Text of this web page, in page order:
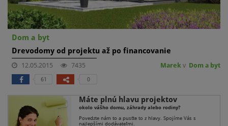
Dom a byt
Drevodomy od projektu až po financovanie
12.05.2015 7435 Marek v Dom a byt
61 0
Máte plnú hlavu projektov
okolo vášho domu, záhrady alebo rodiny?
Povedzte nám to a pusťte to z hlavy. Spojíme Vás s
najlepšími dodávateľmi.